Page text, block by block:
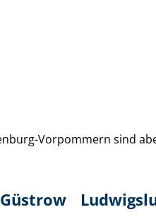
Vorpommern sind
Güstrow